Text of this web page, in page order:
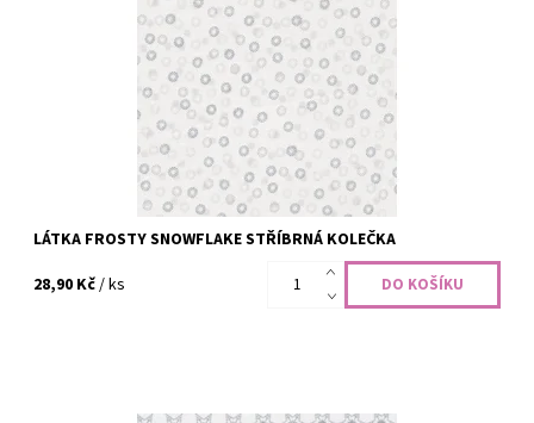
Skladem
CODE-2495
STOF Fabrics
LÁTKA FROSTY SNOWFLAKE STŘÍBRNÁ KOLEČKA
28,90 Kč/ ks